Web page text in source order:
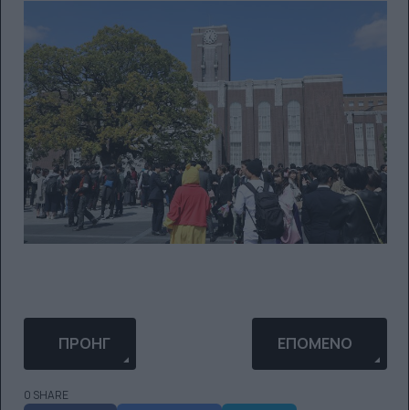
ΠΡΟΗΓΟΎΜΕΝΟ ΆΡΘΡΟ: ΜΙΑ ΦΩΤΟΓΡΑΦΊΑ ΤΟΥ Β'
ΠΡΟΗΓ ΕΠΌΜΕΝΟ ΆΡΘΡΟ:
ΕΠΌΜΕΝΟ
0 SHARE